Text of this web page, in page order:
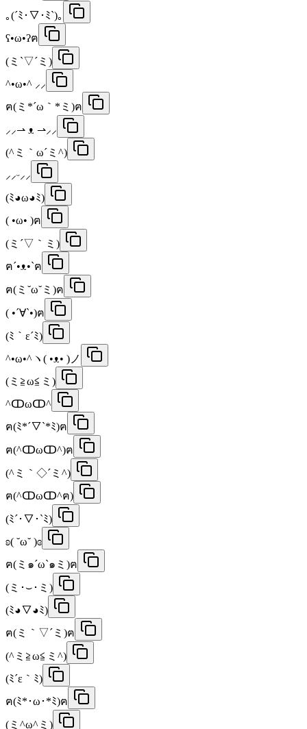
｡(´ﾐ･▽･ﾐ`)｡
ʕ•ω•ʔฅ
(ミ`▽´ミ)
^•ω•^ ⸝⸝
ฅ(ミ*´ω｀*ミ)ฅ
⸝⸝⇀ ᴥ ⇀⸝⸝
(^ミ｀ω´ミ^)
⸝⸝ᵕ⸝⸝
(ﾐ◕ω◕ﾐ)
( •ω• )ฅ
(ミ´▽｀ミ)
ฅ´•ᴥ•`ฅ
ฅ(ミ˘ω˘ミ)ฅ
( •´∀`•)ฅ
(ﾐ｀ε´ﾐ)
^•ω•^ヽ( •ᴥ• )ノ
(ミ≧ω≦ミ)
^ↀωↀ^
ฅ(ﾐ*´▽`*ﾐ)ฅ
ฅ(^ↀωↀ^)ฅ
(^ミ｀◇´ミ^)
ฅ(^ↀωↀ^ฅ)
(ﾐ´･▽･`ﾐ)
ʚ( ˘ω˘ )ɞ
ฅ(ミ๑´ω`๑ミ)ฅ
(ミ･⌣･ミ)
(ﾐ◕▽◕ﾐ)
ฅ(ミ｀▽´ミ)ฅ
(^ミ≧ω≦ミ^)
(ﾐ´ε｀ﾐ)
ฅ(ﾐ*･ω･*ﾐ)ฅ
(ミ^ω^ミ)